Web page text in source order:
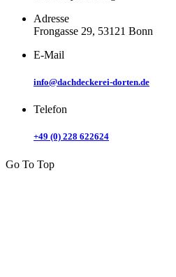
Adresse
Frongasse 29, 53121 Bonn
E-Mail
info@dachdeckerei-dorten.de
Telefon
+49 (0) 228 622624
Go To Top